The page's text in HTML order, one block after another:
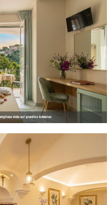
vista sul giardino botanico